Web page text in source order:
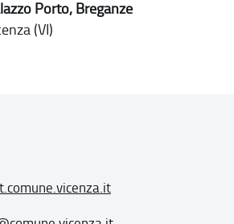
Porto, Breganze
(VI)